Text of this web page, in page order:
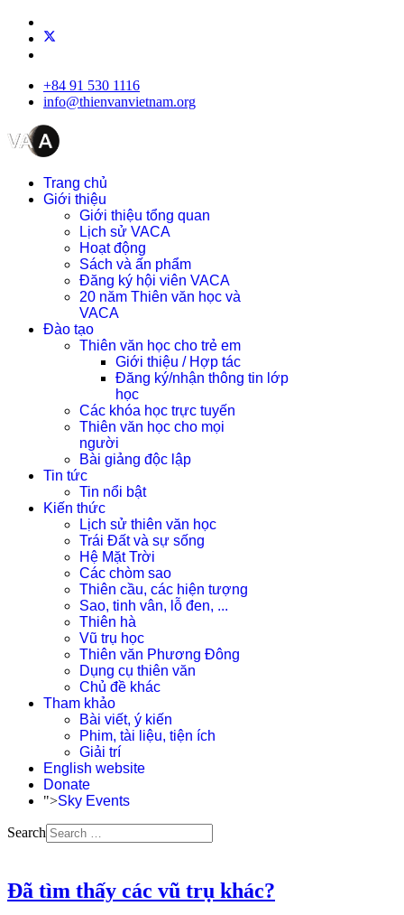
+84 91 530 1116
info@thienvanvietnam.org
Trang chủ
Giới thiệu
Giới thiệu tổng quan
Lịch sử VACA
Hoạt động
Sách và ấn phẩm
Đăng ký hội viên VACA
20 năm Thiên văn học và
VACA
Đào tạo
Thiên văn học cho trẻ em
Giới thiệu / Hợp tác
Đăng ký/nhận thông tin lớp
học
Các khóa học trực tuyến
Thiên văn học cho mọi
người
Bài giảng độc lập
Tin tức
Tin nổi bật
Kiến thức
Lịch sử thiên văn học
Trái Đất và sự sống
Hệ Mặt Trời
Các chòm sao
Thiên cầu, các hiện tượng
Sao, tinh vân, lỗ đen, ...
Thiên hà
Vũ trụ học
Thiên văn Phương Đông
Dụng cụ thiên văn
Chủ đề khác
Tham khảo
Bài viết, ý kiến
Phim, tài liệu, tiện ích
Giải trí
English website
Donate
">Sky Events
Search
Đã tìm thấy các vũ trụ khác?